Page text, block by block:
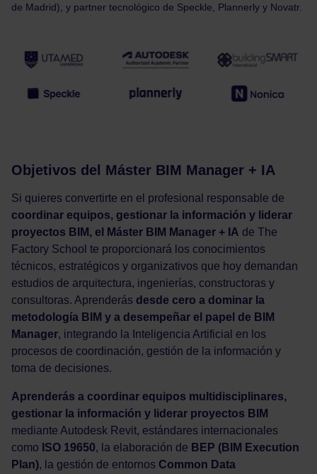
de Madrid), y partner tecnológico de Speckle, Plannerly y Novatr.
Objetivos del Máster BIM Manager + IA
Si quieres convertirte en el profesional responsable de
coordinar equipos, gestionar la información y liderar
proyectos BIM, el Máster BIM Manager + IA de The
Factory School te proporcionará los conocimientos
técnicos, estratégicos y organizativos que hoy demandan
estudios de arquitectura, ingenierías, constructoras y
consultoras. Aprenderás desde cero a dominar la
metodología BIM y a desempeñar el papel de BIM
Manager, integrando la Inteligencia Artificial en los
procesos de coordinación, gestión de la información y
toma de decisiones.
Aprenderás a coordinar equipos multidisciplinares,
gestionar la información y liderar proyectos BIM
mediante Autodesk Revit, estándares internacionales
como ISO 19650, la elaboración de BEP (BIM Execution
Plan), la gestión de entornos Common Data